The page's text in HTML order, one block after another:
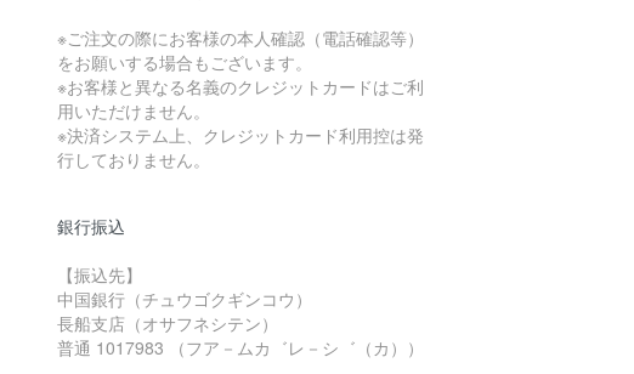
※ご注文の際にお客様の本人確認（電話確認等）
をお願いする場合もございます。
※お客様と異なる名義のクレジットカードはご利
用いただけません。
※決済システム上、クレジットカード利用控は発
行しておりません。
銀行振込
【振込先】
中国銀行（チュウゴクギンコウ）
長船支店（オサフネシテン）
普通 1017983 （フア－ムカ゛レ－シ゛（カ））